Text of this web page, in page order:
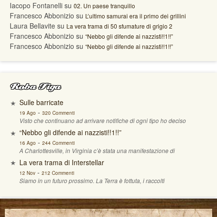
Iacopo Fontanelli su 02. Un paese tranquillo
Francesco Abbonizio su L’ultimo samurai era il primo dei grillini
Laura Bellavite su La vera trama di 50 sfumature di grigio 2
Francesco Abbonizio su “Nebbo gli difende ai nazzisti!!1!!”
Francesco Abbonizio su “Nebbo gli difende ai nazzisti!!1!!”
Roba Figa
Sulle barricate
19 Ago - 320 Commenti
Visto che continuano ad arrivare notifiche di ogni tipo ho deciso
“Nebbo gli difende ai nazzisti!!1!!”
16 Ago - 244 Commenti
A Charlottesville, in Virginia c’è stata una manifestazione di
La vera trama di Interstellar
12 Nov- 212 Commenti
Siamo in un futuro prossimo. La Terra è fottuta, i raccolti